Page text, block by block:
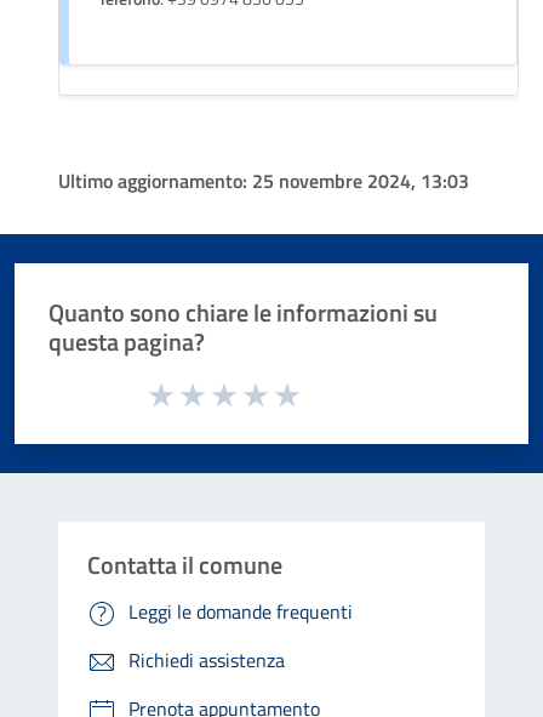
Ultimo aggiornamento: 25 novembre 2024, 13:03
Quanto sono chiare le informazioni su
questa pagina?
Valuta da 1 a 5 stelle la pagina
Contatta il comune
Leggi le domande frequenti
Richiedi assistenza
Prenota appuntamento